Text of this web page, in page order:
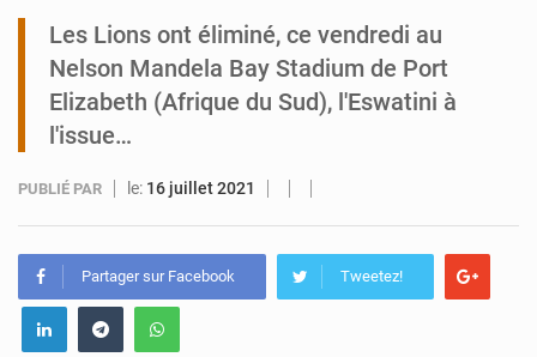
Les Lions ont éliminé, ce vendredi au
Nelson Mandela Bay Stadium de Port
Elizabeth (Afrique du Sud), l'Eswatini à
l'issue…
PUBLIÉ PAR le: 16 juillet 2021
Partager sur Facebook Tweetez!